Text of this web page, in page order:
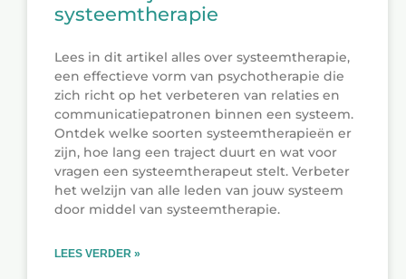
systeemtherapie
Lees in dit artikel alles over systeemtherapie,
een effectieve vorm van psychotherapie die
zich richt op het verbeteren van relaties en
communicatiepatronen binnen een systeem.
Ontdek welke soorten systeemtherapieën er
zijn, hoe lang een traject duurt en wat voor
vragen een systeemtherapeut stelt. Verbeter
het welzijn van alle leden van jouw systeem
door middel van systeemtherapie.
LEES VERDER »